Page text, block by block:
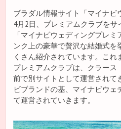
ブラダル情報サイト「マイナビ
4月2日、プレミアムクラブをサ
「マイナビウェディングプレ
ンク上の豪華で贅沢な結婚式を
くさん紹介されています。こ
プレミアムクラブは、クラース
前で別サイトとして運営されて
ビブランドの基、マイナビウェ
て運営されていきます。